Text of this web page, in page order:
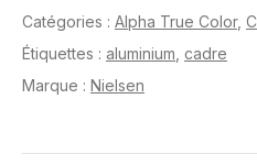
anodisé
60
Catégories : Alpha True Color,
Étiquettes : aluminium cadre
Marque : Nielsen